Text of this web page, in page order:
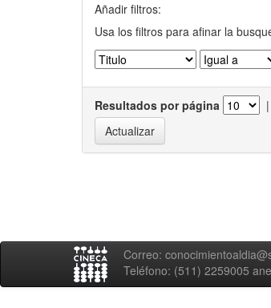
Añadir filtros:
Usa los filtros para afinar la
Resultados por página |
Correo:
Teléfono: (511) 2259005